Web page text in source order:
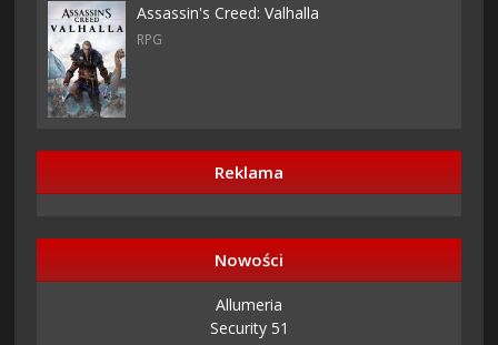
Assassin's Creed: Valhalla
RPG
Reklama
Nowości
Allumeria
Security 51